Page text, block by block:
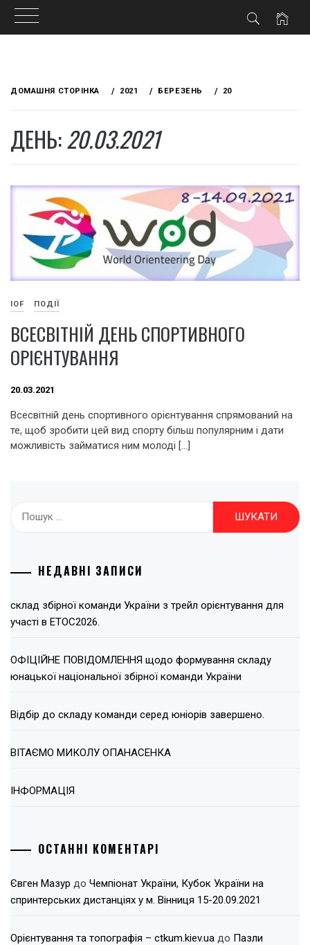
ДОМАШНЯ СТОРІНКА 2021 БЕРЕЗЕНЬ 20
ДЕНЬ:20.03.2021
IOF ПОДІЇ
ВСЕСВІТНІЙ ДЕНЬ СПОРТИВНОГО
ОРІЄНТУВАННЯ
20.03.2021
Всесвітній день спортивного орієнтування спрямований на
те, щоб зробити цей вид спорту більш популярним і дати
можливість займатися ним молоді […]
НЕДАВНІ ЗАПИСИ
склад збірної команди України з трейл орієнтування для
участі в ЕТОС2026.
ОФІЦІЙНЕ ПОВІДОМЛЕННЯ щодо формування складу
юнацької національної збірної команди України
Відбір до складу команди серед юніорів завершено.
ВІТАЄМО МИКОЛУ ОПАНАСЕНКА
ІНФОРМАЦІЯ
ОСТАННІ КОМЕНТАРІ
Євген Мазур до Чемпіонат України, Кубок України на
спринтерських дистанціях у м. Вінниця 15-20.09.2021
Орієнтування та топографія – ctkum.kiev.ua до Пазли